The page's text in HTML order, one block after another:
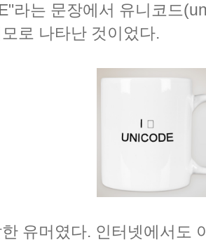
라는 문장에서 유니코드
로 나타난 것이었다.
유머였다. 인터넷에서도